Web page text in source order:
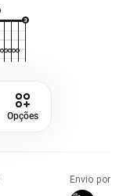
Opções
Envio por